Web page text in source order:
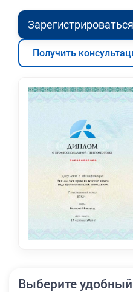
Зарегистрироваться
Получить
Выберите